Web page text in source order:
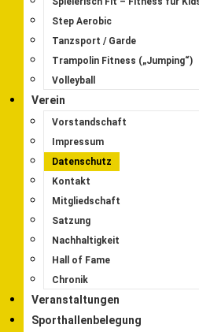
Step Aerobic
Tanzsport / Garde
Trampolin Fitness („Jumping“)
Volleyball
Verein
Vorstandschaft
Impressum
Datenschutz
Kontakt
Mitgliedschaft
Satzung
Nachhaltigkeit
Hall of Fame
Chronik
Veranstaltungen
Sporthallenbelegung